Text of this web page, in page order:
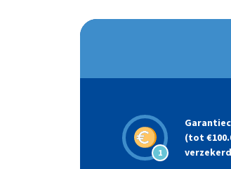
1
(tot